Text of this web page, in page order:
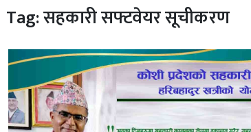
सम्पर्क
Tag: सहकारी सफ्टवेयर सूचीकरण